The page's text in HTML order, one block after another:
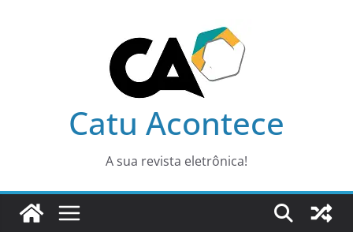
Catu Acontece
A sua revista eletrônica!